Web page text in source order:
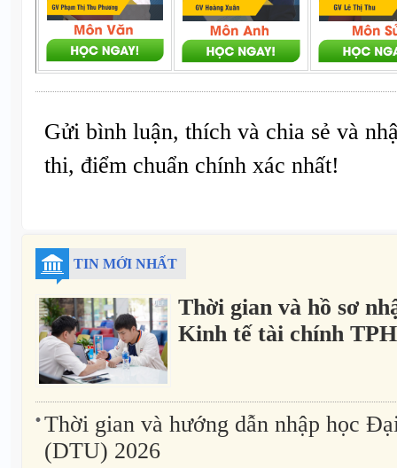
Gửi bình luận, thích và chia sẻ và
thi, điểm chuẩn chính xác nhất!
TIN MỚI NHẤT
Thời gian và hồ sơ
Kinh tế tài chính
Thời gian và hướng dẫn nhập học
(DTU) 2026